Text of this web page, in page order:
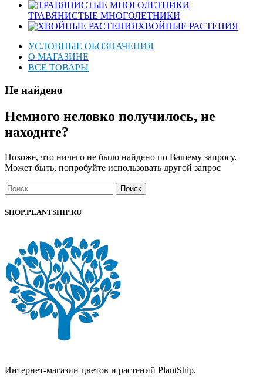
ТРАВЯНИСТЫЕ МНОГОЛЕТНИКИ
ХВОЙНЫЕ РАСТЕНИЯ
УСЛОВНЫЕ ОБОЗНАЧЕНИЯ
О МАГАЗИНЕ
ВСЕ ТОВАРЫ
Не найдено
Немного неловко получилось, не
находите?
Похоже, что ничего не было найдено по Вашему запросу.
Может быть, попробуйте использовать другой запрос
Поиск
SHOP.PLANTSHIP.RU
Интернет-магазин цветов и растений PlantShip.